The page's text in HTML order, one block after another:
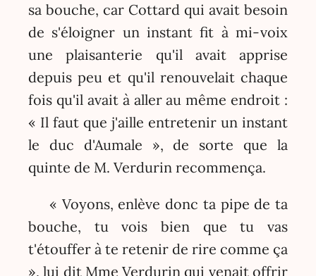
sa bouche, car Cottard qui avait besoin
de s'éloigner un instant fit à mi-voix
une plaisanterie qu'il avait apprise
depuis peu et qu'il renouvelait chaque
fois qu'il avait à aller au même endroit :
« Il faut que j'aille entretenir un instant
le duc d'Aumale », de sorte que la
quinte de M. Verdurin recommença.
« Voyons, enlève donc ta pipe de ta
bouche, tu vois bien que tu vas
t'étouffer à te retenir de rire comme ça
», lui dit Mme Verdurin qui venait offrir